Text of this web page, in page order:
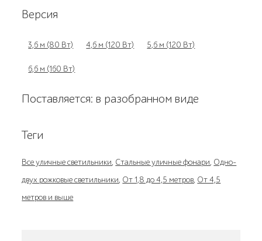
Версия
3,6 м (80 Вт) 4,6 м (120 Вт) 5,6 м (120 Вт)
6,6 м (160 Вт)
Поставляется: в разобранном виде
Теги
Все уличные светильники, Стальные уличные фонари, Одно-
двух рожковые светильники, От 1,8 до 4,5 метров, От 4,5
метров и выше